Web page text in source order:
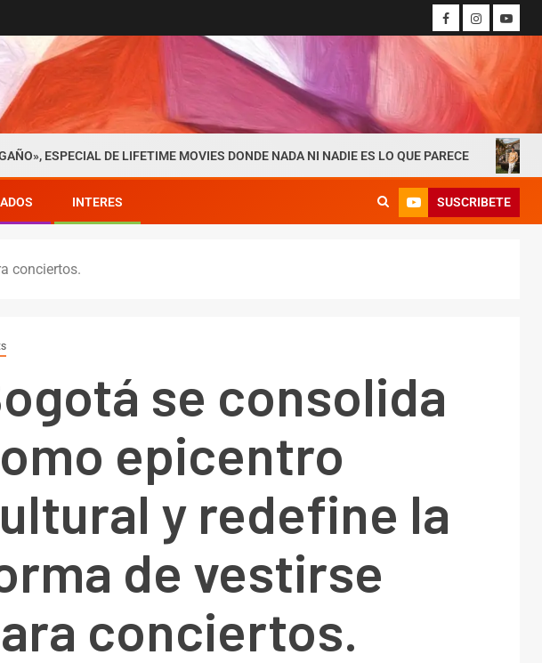
DE LIFETIME MOVIES DONDE NADA NI NADIE ES LO QUE PARECE Andrés
INTERES SUSCRIBETE
conciertos.
se consolida
epicentro
y redefine la
de vestirse
conciertos.